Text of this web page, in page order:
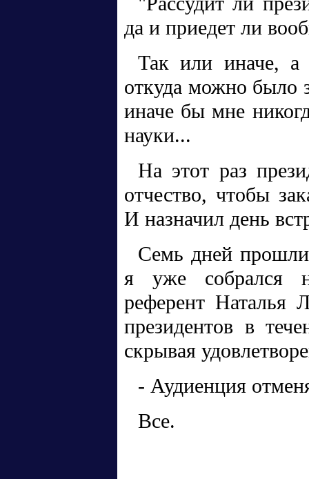
да и приедет ли
Так или иначе, а
откуда можно было
иначе бы мне
науки...
На этот раз
отчество, чтобы
И назначил день
Семь дней
я уже собрался
референт Наталья
президентов в
скрывая
- Аудиенция
Все.